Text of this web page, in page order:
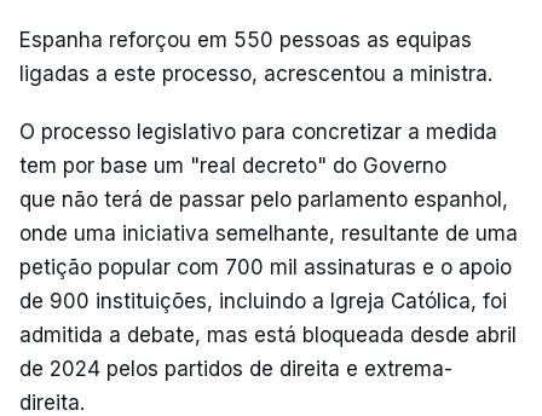
Espanha reforçou em 550 pessoas as equipas
ligadas a este processo, acrescentou a ministra.
O processo legislativo para concretizar a medida
tem por base um "real decreto" do Governo
que não terá de passar pelo parlamento espanhol,
onde uma iniciativa semelhante, resultante de uma
petição popular com 700 mil assinaturas e o apoio
de 900 instituições, incluindo a Igreja Católica, foi
admitida a debate, mas está bloqueada desde abril
de 2024 pelos partidos de direita e extrema-
direita.